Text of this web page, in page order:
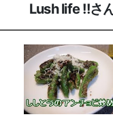
Lush life !!さ